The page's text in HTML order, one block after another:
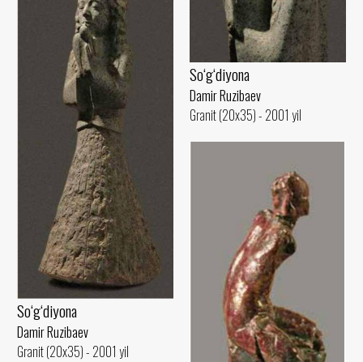
So‘g‘diyona
Damir Ruzibaev
Granit (20x35) - 2001 yil
So‘g‘diyona
Damir Ruzibaev
Granit (20x35) - 2001 yil